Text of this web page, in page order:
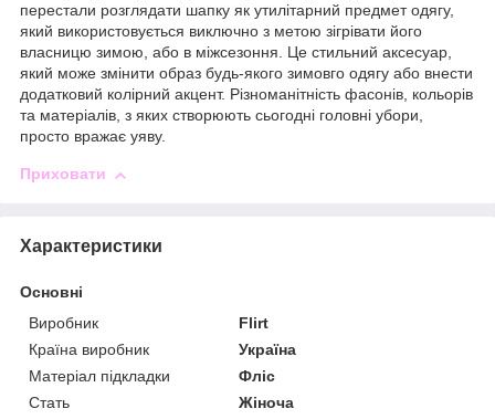
перестали розглядати шапку як утилітарний предмет одягу,
який використовується виключно з метою зігрівати його
власницю зимою, або в міжсезоння. Це стильний аксесуар,
який може змінити образ будь-якого зимовго одягу або внести
додатковий колірний акцент. Різноманітність фасонів, кольорів
та матеріалів, з яких створюють сьогодні головні убори,
просто вражає уяву.
Приховати
Характеристики
Основні
Виробник
Flirt
Країна виробник
Україна
Матеріал підкладки
Фліс
Стать
Жіноча